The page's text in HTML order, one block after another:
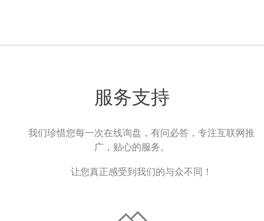
服务支持
我们珍惜您每一次在线询盘，有问必答，专注互联网推
广，贴心的服务。
让您真正感受到我们的与众不同！